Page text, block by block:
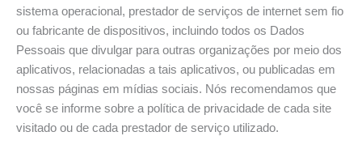
sistema operacional, prestador de serviços de internet sem fio
ou fabricante de dispositivos, incluindo todos os Dados
Pessoais que divulgar para outras organizações por meio dos
aplicativos, relacionadas a tais aplicativos, ou publicadas em
nossas páginas em mídias sociais. Nós recomendamos que
você se informe sobre a política de privacidade de cada site
visitado ou de cada prestador de serviço utilizado.